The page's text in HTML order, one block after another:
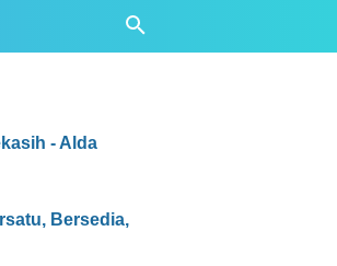
- Alda
Bersedia,